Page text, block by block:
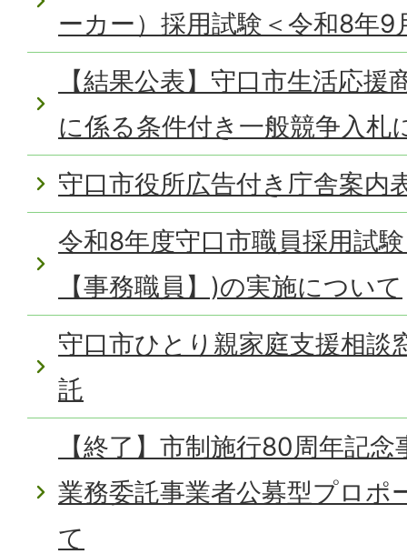
ーカー）採用試験＜令和8年9
【結果公表】守口市生活応
に係る条件付き一般競争入札
守口市役所広告付き庁舎案内
令和8年度守口市職員採用試
【事務職員】)の実施について
守口市ひとり親家庭支援相談
託
【終了】市制施行80周年記
業務委託事業者公募型プロポ
て